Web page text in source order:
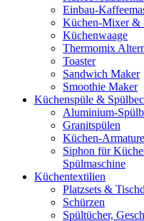
Einbau-
Küchen-Mixer &
Küchenwaage
Thermomix
Toaster
Sandwich Maker
Smoothie Maker
Küchenspüle &
Aluminium-
Granitspülen
Küchen-
Siphon für
Spülmaschine
Küchentextilien
Platzsets &
Schürzen
Spültücher,